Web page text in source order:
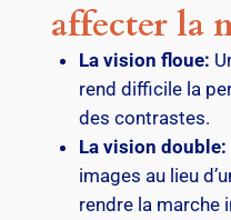
affecter la
La vision floue:
rend difficile la
des contrastes.
La vision double:
images au lieu
rendre la marche